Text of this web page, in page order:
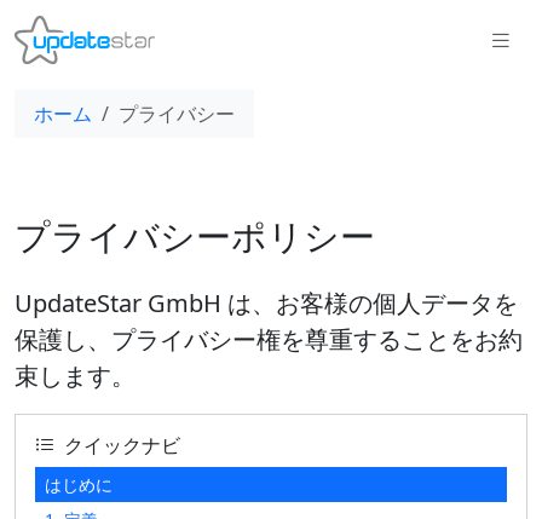
ホーム プライバシー
プライバシーポリシー
UpdateStar GmbH は、お客様の個人データを
保護し、プライバシー権を尊重することをお約
束します。
クイックナビ
はじめに